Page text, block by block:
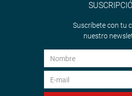
Suscríbete con tu
nuestro